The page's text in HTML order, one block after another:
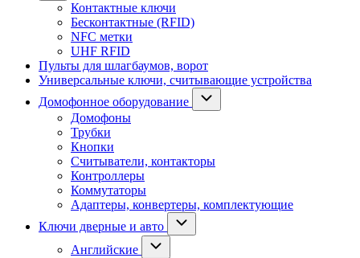
Контактные ключи
Бесконтактные (RFID)
NFC метки
UHF RFID
Пульты для шлагбаумов, ворот
Универсальные ключи, считывающие устройства
Домофонное оборудование
Домофоны
Трубки
Кнопки
Считыватели, контакторы
Контроллеры
Коммутаторы
Адаптеры, конвертеры, комплектующие
Ключи дверные и авто
Английские